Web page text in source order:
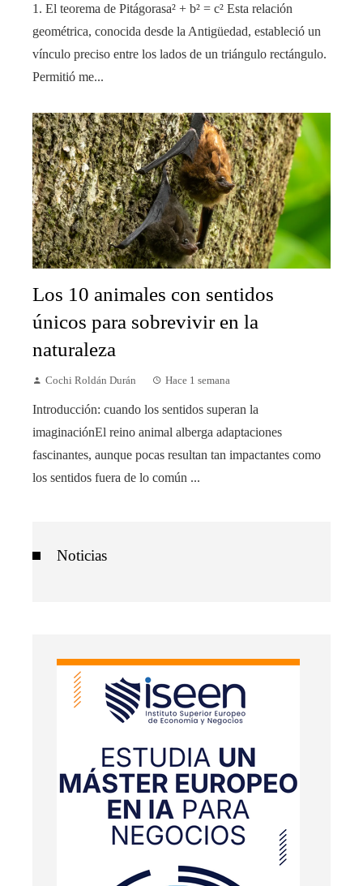
1. El teorema de Pitágorasa² + b² = c² Esta relación
geométrica, conocida desde la Antigüedad, estableció un
vínculo preciso entre los lados de un triángulo rectángulo.
Permitió me...
Los 10 animales con sentidos
únicos para sobrevivir en la
naturaleza
Cochi Roldán Durán Hace 1 semana
Introducción: cuando los sentidos superan la
imaginaciónEl reino animal alberga adaptaciones
fascinantes, aunque pocas resultan tan impactantes como
los sentidos fuera de lo común ...
Noticias